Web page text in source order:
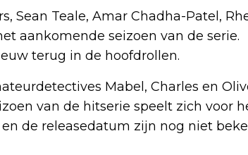
Sean Teale, Amar Chadha-Patel,
aankomende seizoen van de serie.
terug in de hoofdrollen.
Mabel, Charles en
van de hitserie speelt zich voor
de releasedatum zijn nog niet